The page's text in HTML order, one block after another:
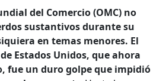
del Comercio (OMC) no
sustantivos durante su
en temas menores. El
Estados Unidos, que ahora
fue un duro golpe que impidió